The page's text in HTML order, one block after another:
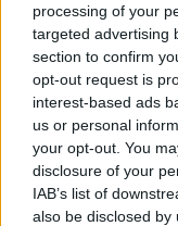
processing of your
targeted advertising
section to confirm
opt-out request is
interest-based ads
us or personal
your opt-out. You
disclosure of your
IAB’s list of
also be disclosed
nézzük a
felmérésünkben
egyáltalán nem
kimenetele
tapasztalt
8%-on tartás és
csökkentése
inflációs